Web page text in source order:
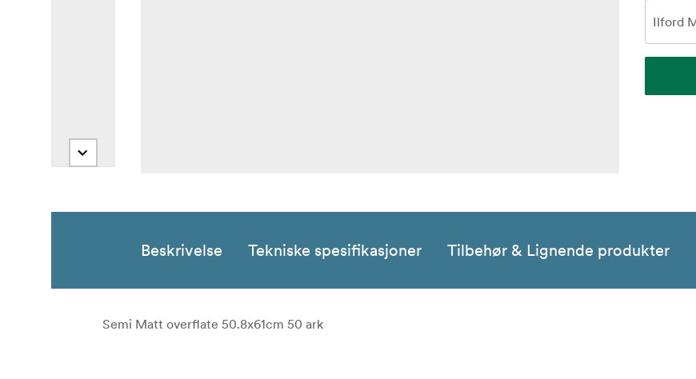
Beskrivelse Tekniske spesifikasjoner Tilbehør & Lignende produkter
Semi Matt overflate 50.8x61cm 50 ark